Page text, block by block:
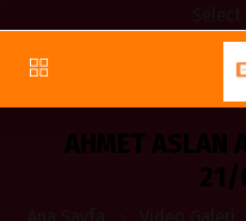
AHMET ASLAN
21/